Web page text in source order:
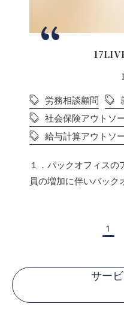
労務相談顧問
社会保険アウトソ
給与計算アウトソ
１．バックオフィス
員の増加に伴いバック
1
サー